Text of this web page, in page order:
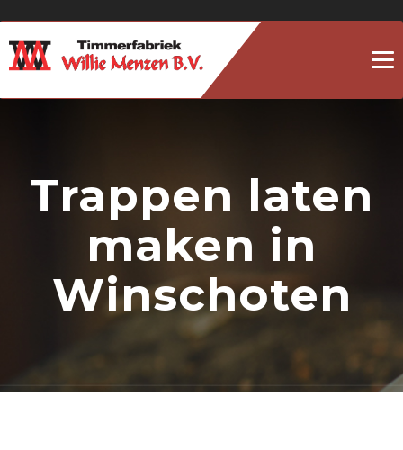
Trappen laten
maken in
Winschoten